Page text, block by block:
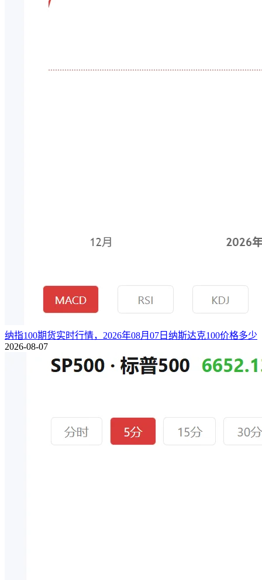
纳指100期货实时行情，2026年08月07日纳斯达克100价格多少
2026-08-07